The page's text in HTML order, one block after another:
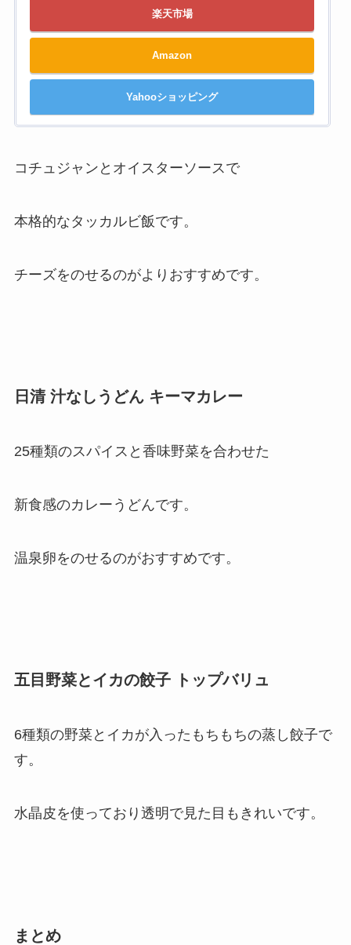
楽天市場
Amazon
Yahooショッピング
コチュジャンとオイスターソースで
本格的なタッカルビ飯です。
チーズをのせるのがよりおすすめです。
日清 汁なしうどん キーマカレー
25種類のスパイスと香味野菜を合わせた
新食感のカレーうどんです。
温泉卵をのせるのがおすすめです。
五目野菜とイカの餃子 トップバリュ
6種類の野菜とイカが入ったもちもちの蒸し餃子で
す。
水晶皮を使っており透明で見た目もきれいです。
まとめ